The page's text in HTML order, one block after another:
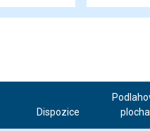
Dispozice
plocha